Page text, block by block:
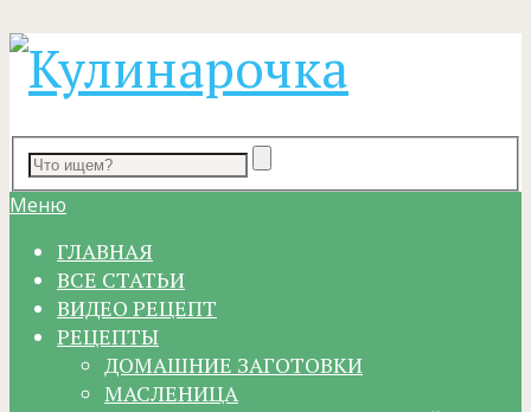
Меню
ГЛАВНАЯ
ВСЕ СТАТЬИ
ВИДЕО РЕЦЕПТ
РЕЦЕПТЫ
ДОМАШНИЕ ЗАГОТОВКИ
МАСЛЕНИЦА